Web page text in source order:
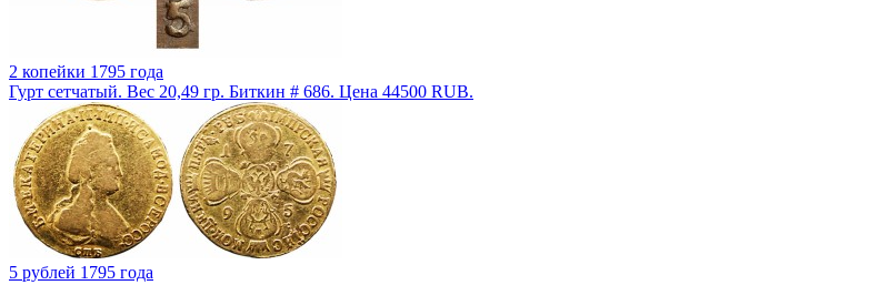
2 копейки 1795 года
Гурт сетчатый. Вес 20,49 гр. Биткин # 686. Цена 44500 RUB.
5 рублей 1795 года